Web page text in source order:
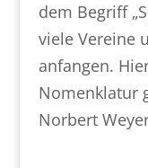
dem Begriff
viele Vereine
anfangen.
Nomenklatur
Norbert